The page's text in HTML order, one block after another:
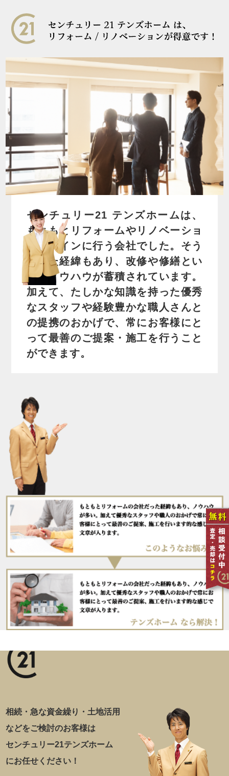
センチュリー21 テンズホームは、
もともとリフォームやリノベーショ
ンをメインに行う会社でした。そう
いった経緯もあり、改修や修繕とい
ったノウハウが蓄積されています。
加えて、たしかな知識を持った優秀
なスタッフや経験豊かな職人さんと
の提携のおかげで、常にお客様にと
って最善のご提案・施工を行うこと
ができます。
相続・急な資金繰り・土地活用
などをご検討のお客様は
センチュリー21テンズホーム
にお任せください！